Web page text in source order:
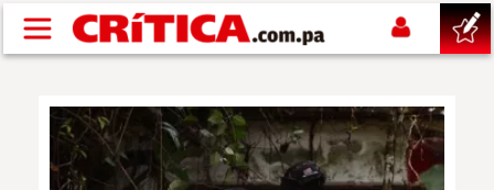
Pasar al contenido principal
SUCESOS